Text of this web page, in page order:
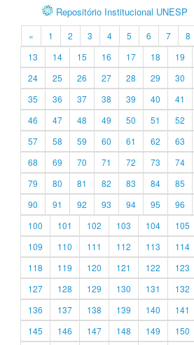
Repositório Institucional UNESP
« 1 2 3 4 5 6 7 8
13
14 15 16 17 18 19
24
25 26 27 28 29 30
35
36 37 38 39 40 41
46
47 48 49 50 51 52
57
58 59 60 61 62 63
68
69 70 71 72 73 74
79
80 81 82 83 84 85
90
91 92 93 94 95 96
100
101 102 103 104 105
109
110 111 112 113 114
118
119 120 121 122 123
127
128 129 130 131 132
136
137 138 139 140 141
145
146 147 148 149 150